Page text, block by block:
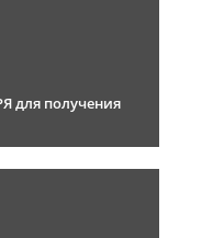
для получения